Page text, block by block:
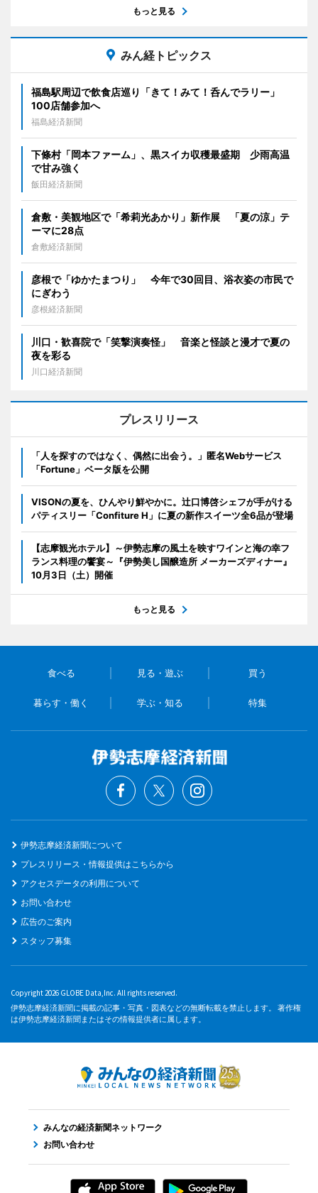
もっと見る
みん経トピックス
福島駅周辺で飲食店巡り「きて！みて！呑んでラリー」
100店舗参加へ
福島経済新聞
下條村「岡本ファーム」、黒スイカ収穫最盛期 少雨高温
で甘み強く
飯田経済新聞
倉敷・美観地区で「希莉光あかり」新作展 「夏の涼」テ
ーマに28点
倉敷経済新聞
彦根で「ゆかたまつり」 今年で30回目、浴衣姿の市民で
にぎわう
彦根経済新聞
川口・歓喜院で「笑撃演奏怪」 音楽と怪談と漫才で夏の
夜を彩る
川口経済新聞
プレスリリース
「人を探すのではなく、偶然に出会う。」匿名Webサービス
「Fortune」ベータ版を公開
VISONの夏を、ひんやり鮮やかに。辻口博啓シェフが手がける
パティスリー「Confiture H」に夏の新作スイーツ全6品が登場
【志摩観光ホテル】～伊勢志摩の風土を映すワインと海の幸フ
ランス料理の饗宴～『伊勢美し国醸造所 メーカーズディナー』
10月3日（土）開催
もっと見る
食べる 見る・遊ぶ 買う
暮らす・働く 学ぶ・知る 特集
伊勢志摩経済新聞について
プレスリリース・情報提供はこちらから
アクセスデータの利用について
お問い合わせ
広告のご案内
スタッフ募集
Copyright 2026 GLOBE Data,Inc. All rights reserved.
伊勢志摩経済新聞に掲載の記事・写真・図表などの無断転載を禁止します。 著作権
は伊勢志摩経済新聞またはその情報提供者に属します。
みんなの経済新聞ネットワーク
お問い合わせ